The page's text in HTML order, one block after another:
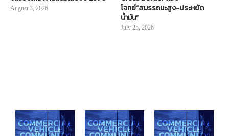
August 3, 2026
โจทย์“สมรรถนะสูง-ประหยัด
น้ำมัน”
July 25, 2026